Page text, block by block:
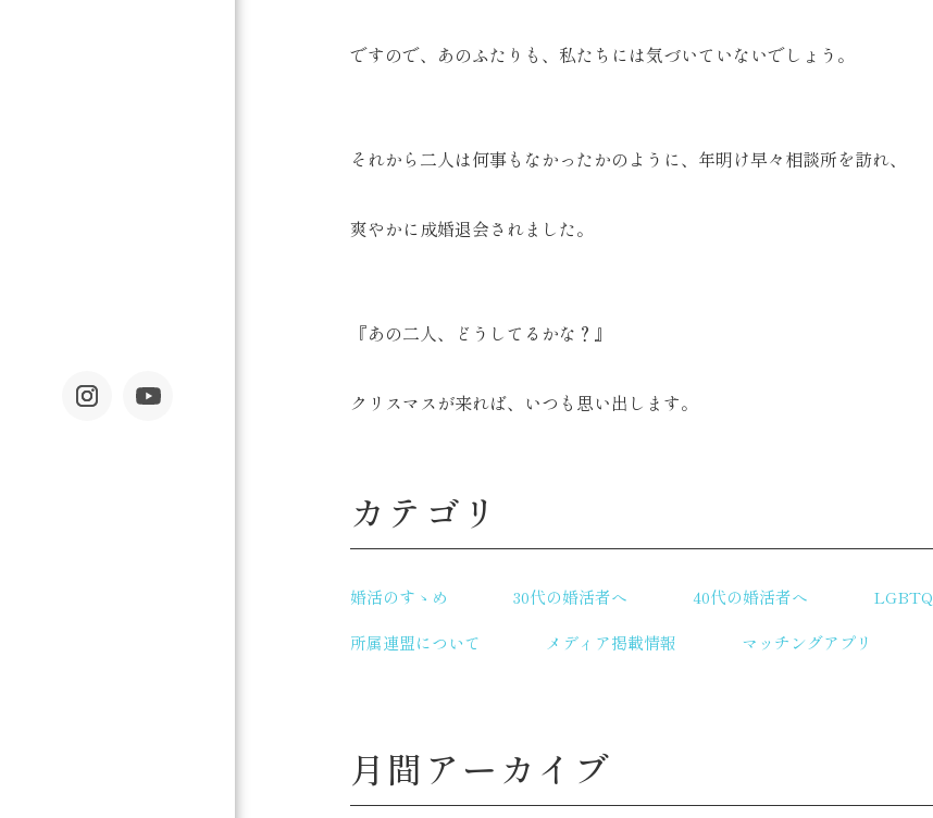
ですので、あのふたりも、私たちには気づいていないでしょう。
それから二人は何事もなかったかのように、年明け早々相談所を訪れ、
爽やかに成婚退会されました。
『あの二人、どうしてるかな？』
クリスマスが来れば、いつも思い出します。
カテゴリ
婚活のすゝめ 30代の婚活者へ 40代の婚活者へ LGBTQ
所属連盟について
メディア掲載情報 マッチングアプリ
月間アーカイブ